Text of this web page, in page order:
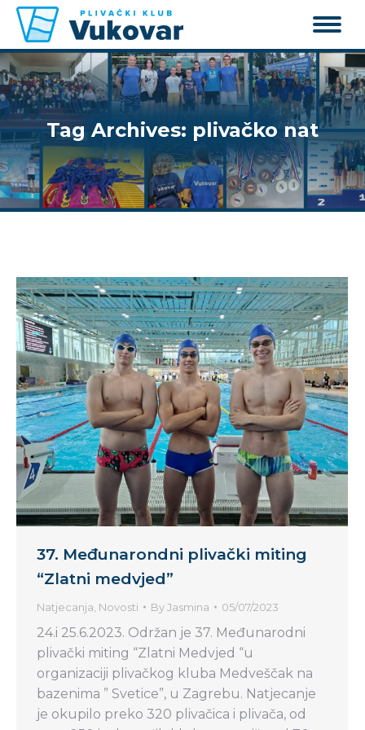
Tag Archives: plivačko nat
37. Međunarondni plivački miting
“Zlatni medvjed”
Natjecanja Novosti ByJasmina 05/07/2023
24.i 25.6.2023. Održan je 37. Međunarodni
plivački miting “Zlatni Medvjed “u
organizaciji plivačkog kluba Medveščak na
bazenima ” Svetice”, u Zagrebu. Natjecanje
je okupilo preko 320 plivačica i plivača, od